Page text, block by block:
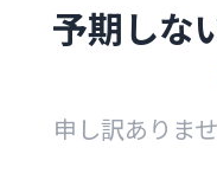
予期しな
申し訳ありま